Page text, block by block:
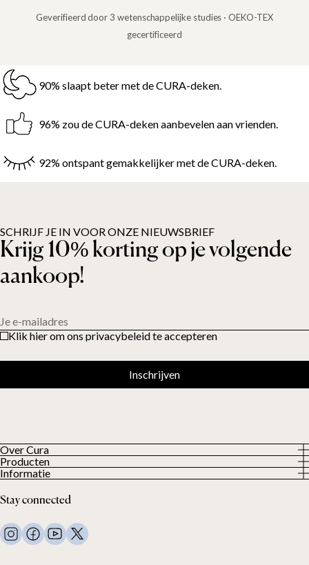
Geverifieerd door 3 wetenschappelijke studies · OEKO-TEX
gecertificeerd
90% slaapt beter met de CURA-deken.
96% zou de CURA-deken aanbevelen aan vrienden.
92% ontspant gemakkelijker met de CURA-deken.
Over Cura
About us
Onze klanten
Producten
Alle producten
Weighted duvets
Weighted blankets
Bed linen
Pillows and more
Informatie
Algemene voorwaarden
FAQ
Contact
Stay connected
SCHRIJF JE IN VOOR ONZE NIEUWSBRIEF
Krijg 10% korting op je volgende
aankoop!
Je e-mailadres
Klik hier om ons privacybeleid te accepteren
Inschrijven